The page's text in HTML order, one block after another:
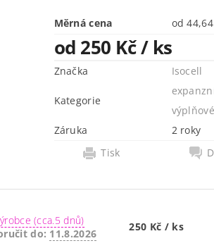
Měrná cena od
od 250 Kč/ ks
Značka Isocell
Kategorie
Záruka
2 roky
Tisk
(cca.5 dnů)
do: 11.8.2026
250 Kč / ks